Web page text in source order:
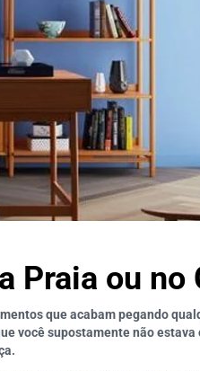
Praia ou no
que acabam pegando
você supostamente não estava